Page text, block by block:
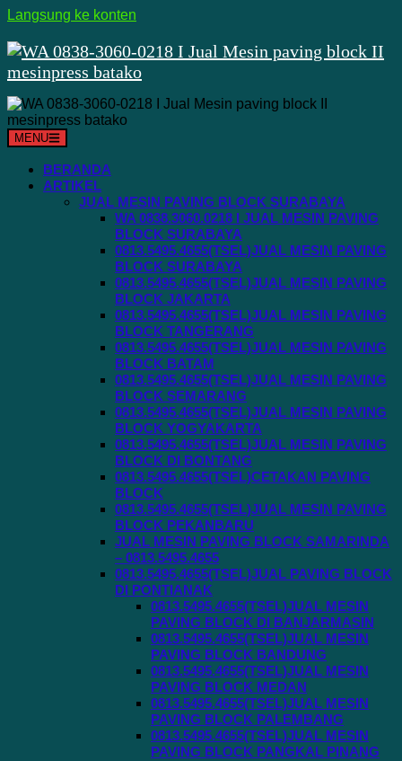
Langsung ke konten
MENU
BERANDA
ARTIKEL
JUAL MESIN PAVING BLOCK SURABAYA
WA 0838.3060.0218 I JUAL MESIN PAVING
BLOCK SURABAYA
0813.5495.4655(TSEL)JUAL MESIN PAVING
BLOCK SURABAYA
0813.5495.4655(TSEL)JUAL MESIN PAVING
BLOCK JAKARTA
0813.5495.4655(TSEL)JUAL MESIN PAVING
BLOCK TANGERANG
0813.5495.4655(TSEL)JUAL MESIN PAVING
BLOCK BATAM
0813.5495.4655(TSEL)JUAL MESIN PAVING
BLOCK SEMARANG
0813.5495.4655(TSEL)JUAL MESIN PAVING
BLOCK YOGYAKARTA
0813.5495.4655(TSEL)JUAL MESIN PAVING
BLOCK DI BONTANG
0813.5495.4655(TSEL)CETAKAN PAVING
BLOCK
0813.5495.4655(TSEL)JUAL MESIN PAVING
BLOCK PEKANBARU
JUAL MESIN PAVING BLOCK SAMARINDA
– 0813.5495.4655
0813.5495.4655(TSEL)JUAL PAVING BLOCK
DI PONTIANAK
0813.5495.4655(TSEL)JUAL MESIN
PAVING BLOCK DI BANJARMASIN
0813.5495.4655(TSEL)JUAL MESIN
PAVING BLOCK BANDUNG
0813.5495.4655(TSEL)JUAL MESIN
PAVING BLOCK MEDAN
0813.5495.4655(TSEL)JUAL MESIN
PAVING BLOCK PALEMBANG
0813.5495.4655(TSEL)JUAL MESIN
PAVING BLOCK PANGKAL PINANG